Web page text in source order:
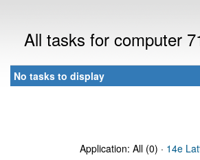
All tasks for computer
No tasks to display
Application: All (0) · 14e